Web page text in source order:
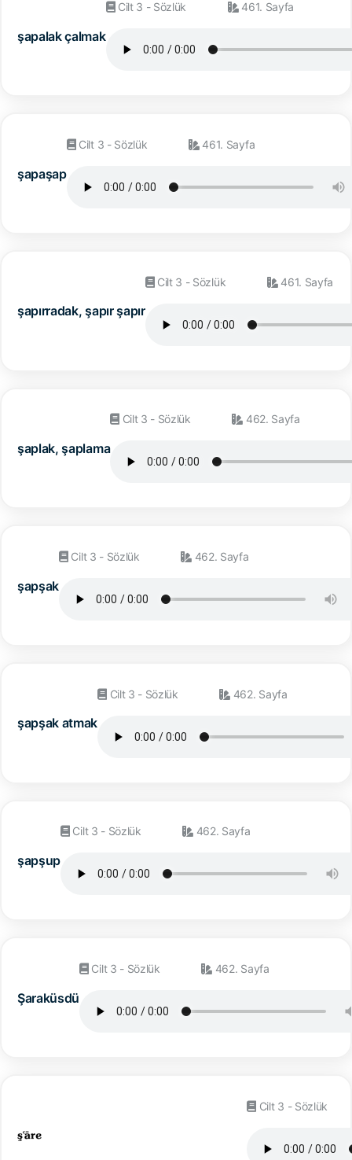
şapalak çalmak
Cilt 3 - Sözlük 461. Sayfa
şapaşap
Cilt 3 - Sözlük 461. Sayfa
şapırradak, şapır şapır
Cilt 3 - Sözlük 461. Sayfa
şaplak, şaplama
Cilt 3 - Sözlük 462. Sayfa
şapşak
Cilt 3 - Sözlük 462. Sayfa
şapşak atmak
Cilt 3 - Sözlük 462. Sayfa
şapşup
Cilt 3 - Sözlük 462. Sayfa
Şaraküsdü
Cilt 3 - Sözlük 462. Sayfa
Cilt 3 - Sözlük